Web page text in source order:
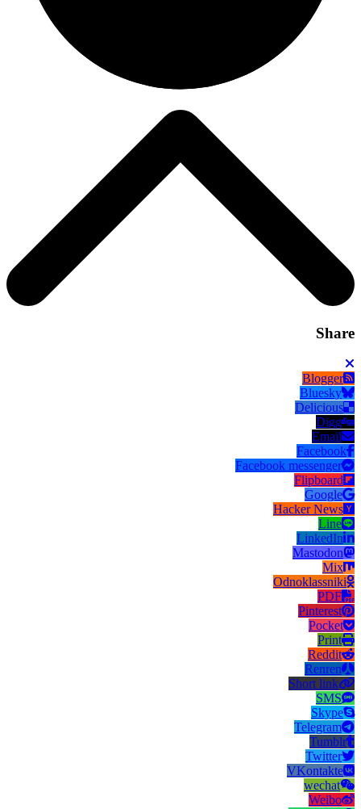
Share
Blogger
Bluesky
Delicious
Digg
Email
Facebook
Facebook messenger
Flipboard
Google
Hacker News
Line
LinkedIn
Mastodon
Mix
Odnoklassniki
PDF
Pinterest
Pocket
Print
Reddit
Renren
Short link
SMS
Skype
Telegram
Tumblr
Twitter
VKontakte
wechat
Weibo